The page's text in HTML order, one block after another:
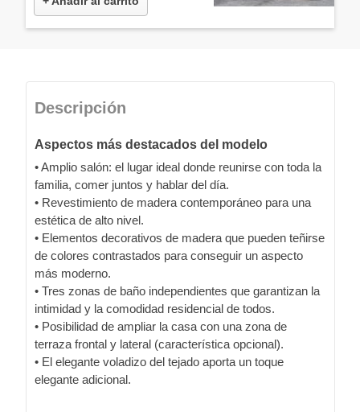
Descripción
Aspectos más destacados del modelo
• Amplio salón: el lugar ideal donde reunirse con toda la
familia, comer juntos y hablar del día.
• Revestimiento de madera contemporáneo para una
estética de alto nivel.
• Elementos decorativos de madera que pueden teñirse
de colores contrastados para conseguir un aspecto
más moderno.
• Tres zonas de baño independientes que garantizan la
intimidad y la comodidad residencial de todos.
• Posibilidad de ampliar la casa con una zona de
terraza frontal y lateral (característica opcional).
• El elegante voladizo del tejado aporta un toque
elegante adicional.